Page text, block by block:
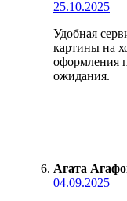
25.10.2025
Удобная
картины на
оформления
ожидания.
Агата
04.09.2025